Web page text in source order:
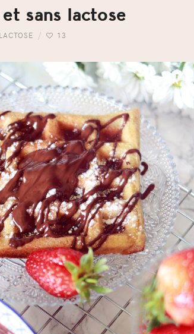
sans lactose
13